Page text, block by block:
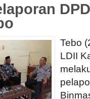
Tebo
LDII